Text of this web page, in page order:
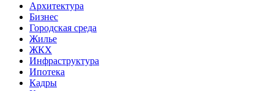
Архитектура
Бизнес
Городская среда
Жилье
ЖКХ
Инфраструктура
Ипотека
Кадры